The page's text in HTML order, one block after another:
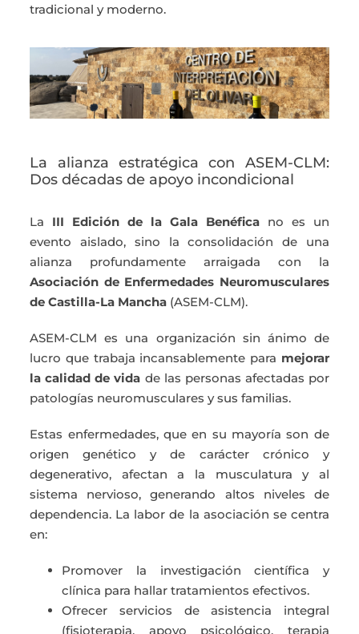
tradicional y moderno.
La alianza estratégica con ASEM-CLM:
Dos décadas de apoyo incondicional
La III Edición de la Gala Benéficano es un
evento aislado, sino la consolidación de una
alianza profundamente arraigada con la
Asociación de Enfermedades Neuromusculares
de Castilla-La Mancha (ASEM-CLM).
ASEM-CLM es una organización sin ánimo de
lucro que trabaja incansablemente para mejorar
la calidad de vida de las personas afectadas por
patologías neuromusculares y sus familias.
Estas enfermedades, que en su mayoría son de
origen genético y de carácter crónico y
degenerativo, afectan a la musculatura y al
sistema nervioso, generando altos niveles de
dependencia. La labor de la asociación se centra
en:
Promover la investigación científica y
clínica para hallar tratamientos efectivos.
Ofrecer servicios de asistencia integral
(fisioterapia, apoyo psicológico, terapia